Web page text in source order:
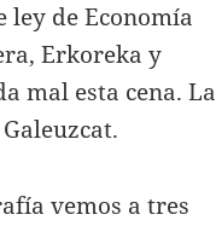
ley de Economía
Erkoreka y
mal esta cena. La
vemos a tres